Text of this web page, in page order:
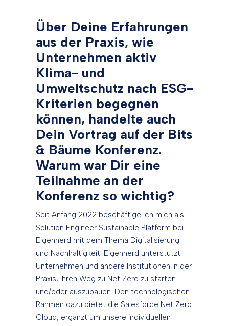
Über Deine Erfahrungen
aus der Praxis, wie
Unternehmen aktiv
Klima- und
Umweltschutz nach ESG-
Kriterien begegnen
können, handelte auch
Dein Vortrag auf der Bits
& Bäume Konferenz.
Warum war Dir eine
Teilnahme an der
Konferenz so wichtig?
Seit Anfang 2022 beschäftige ich mich als
Solution Engineer Sustainable Platform bei
Eigenherd mit dem Thema Digitalisierung
und Nachhaltigkeit. Eigenherd unterstützt
Unternehmen und andere Institutionen in der
Praxis, ihren Weg zu Net Zero zu starten
und/oder auszubauen. Den technologischen
Rahmen dazu bietet die Salesforce Net Zero
Cloud, ergänzt um unsere individuellen